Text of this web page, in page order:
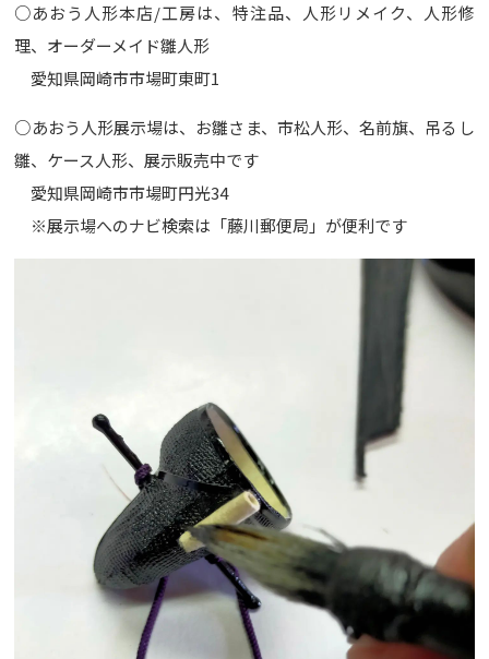
○あおう人形本店/工房は、特注品、人形リメイク、人形修
理、オーダーメイド雛人形
愛知県岡崎市市場町東町1
○あおう人形展示場は、お雛さま、市松人形、名前旗、吊るし
雛、ケース人形、展示販売中です
愛知県岡崎市市場町円光34
※展示場へのナビ検索は「藤川郵便局」が便利です